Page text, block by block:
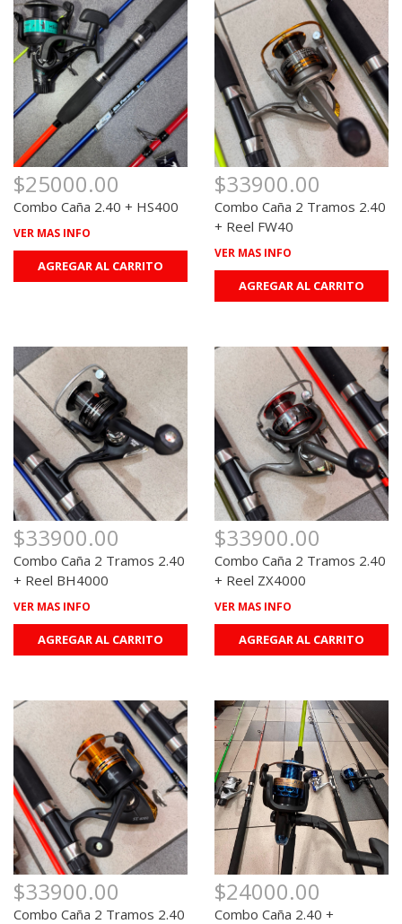
$25000.00
Combo Caña 2.40 + HS400
VER MAS INFO
AGREGAR AL CARRITO
$33900.00
Combo Caña 2 Tramos 2.40
+ Reel FW40
VER MAS INFO
AGREGAR AL CARRITO
$33900.00
Combo Caña 2 Tramos 2.40
+ Reel BH4000
VER MAS INFO
AGREGAR AL CARRITO
$33900.00
Combo Caña 2 Tramos 2.40
+ Reel ZX4000
VER MAS INFO
AGREGAR AL CARRITO
$33900.00
Combo Caña 2 Tramos 2.40
$24000.00
Combo Caña 2.40 +